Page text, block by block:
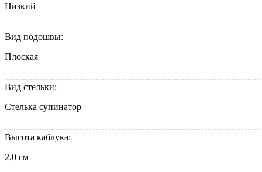
Низкий
Вид подошвы:
Плоская
Вид стельки:
Стелька супинатор
Высота каблука:
2,0 см